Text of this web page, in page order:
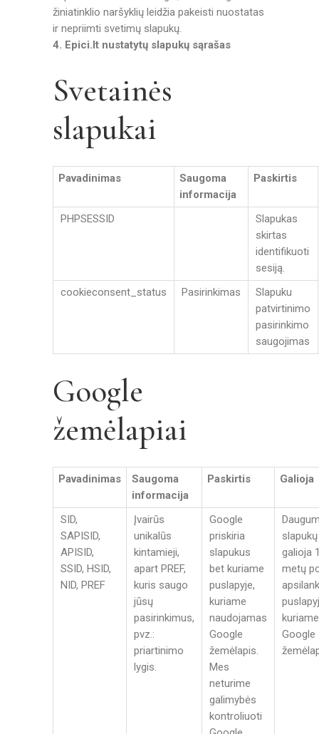
žiniatinklio naršyklių leidžia pakeisti nuostatas
ir nepriimti svetimų slapukų.
4. Epici.lt nustatytų slapukų sąrašas
Svetainės
slapukai
Pavadinimas
Saugoma
informacija
Paskirtis
PHPSESSID
Slapukas
skirtas
identifikuoti
sesiją.
cookieconsent_status
Pasirinkimas
Slapuku
patvirtinimo
pasirinkimo
saugojimas
Google
žemėlapiai
Pavadinimas
Saugoma
informacija
Paskirtis Galioja
SID,
SAPISID,
APISID,
SSID, HSID,
NID, PREF
Įvairūs
unikalūs
kintamieji,
apart PREF,
kuris saugo
jūsų
pasirinkimus,
pvz.:
priartinimo
lygis.
Google
priskiria
slapukus
bet kuriame
puslapyje,
kuriame
naudojamas
Google
žemėlapis.
Mes
neturime
galimybės
kontroliuoti
slapukų
galioja
metų
Google